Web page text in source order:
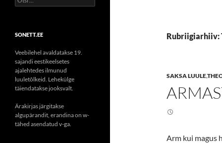
Rubriigiarhiiv:
SAKSA LUULE,
Arm kui magus
SONETT.EE
Veebilehel avaldatakse 19.
sajandi eestikeelsetes
ajalehtedes ilmunud
luuletõlkeid. Lehekülge
täiendatakse jooksvalt.
Ärakirjas järgitakse
algupärandit, erandina on w-
tähed asendatud v-ga.